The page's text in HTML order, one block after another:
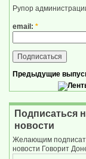
Рупор
email: *
Предыдущие
Подписаться
новости
Желающим
новости Говорит